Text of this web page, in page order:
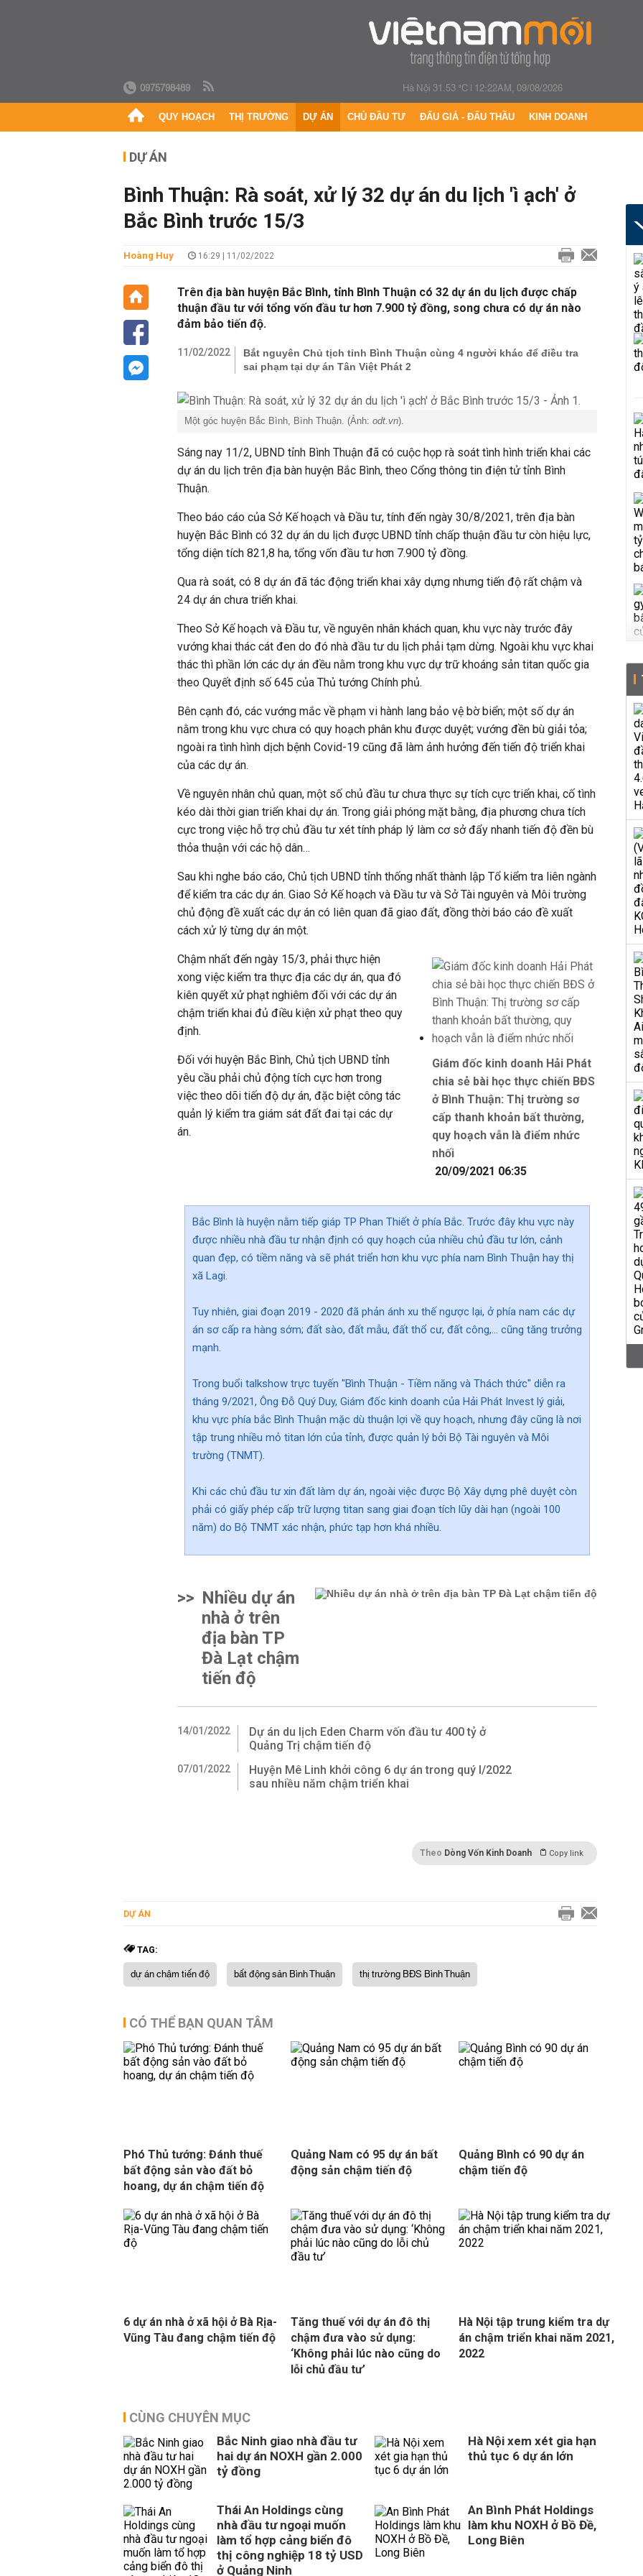
0975798489 Hà Nội 31.53 °C| 12:22AM, 09/08/2026
QUY HOẠCH THỊ TRƯỜNG DỰ ÁN CHỦ ĐẦU TƯ ĐẤU GIÁ - ĐẤU THẦU KINH DOANH
DỰ ÁN
Bình Thuận: Rà soát, xử lý 32 dự án du lịch 'ì ạch' ở
Bắc Bình trước 15/3
Hoàng Huy 16:29 | 11/02/2022
Trên địa bàn huyện Bắc Bình, tỉnh Bình Thuận có 32 dự án du lịch được chấp
thuận đầu tư với tổng vốn đầu tư hơn 7.900 tỷ đồng, song chưa có dự án nào
đảm bảo tiến độ.
11/02/2022
Bắt nguyên Chủ tịch tỉnh Bình Thuận cùng 4 người khác để điều tra
sai phạm tại dự án Tân Việt Phát 2
Một góc huyện Bắc Bình, Bình Thuận. (Ảnh: odt.vn).
Sáng nay 11/2, UBND tỉnh Bình Thuận đã có cuộc họp rà soát tình hình triển khai các
dự án du lịch trên địa bàn huyện Bắc Bình, theo Cổng thông tin điện tử tỉnh Bình
Thuận.
Theo báo cáo của Sở Kế hoạch và Đầu tư, tính đến ngày 30/8/2021, trên địa bàn
huyện Bắc Bình có 32 dự án du lịch được UBND tỉnh chấp thuận đầu tư còn hiệu lực,
tổng diện tích 821,8 ha, tổng vốn đầu tư hơn 7.900 tỷ đồng.
Qua rà soát, có 8 dự án đã tác động triển khai xây dựng nhưng tiến độ rất chậm và
24 dự án chưa triển khai.
Theo Sở Kế hoạch và Đầu tư, về nguyên nhân khách quan, khu vực này trước đây
vướng khai thác cát đen do đó nhà đầu tư du lịch phải tạm dừng. Ngoài khu vực khai
thác thì phần lớn các dự án đều nằm trong khu vực dự trữ khoáng sản titan quốc gia
theo Quyết định số 645 của Thủ tướng Chính phủ.
Bên cạnh đó, các vướng mắc về phạm vi hành lang bảo vệ bờ biển; một số dự án
nằm trong khu vực chưa có quy hoạch phân khu được duyệt; vướng đền bù giải tỏa;
ngoài ra tình hình dịch bệnh Covid-19 cũng đã làm ảnh hưởng đến tiến độ triển khai
của các dự án.
Về nguyên nhân chủ quan, một số chủ đầu tư chưa thực sự tích cực triển khai, cố tình
kéo dài thời gian triển khai dự án. Trong giải phóng mặt bằng, địa phương chưa tích
cực trong việc hỗ trợ chủ đầu tư xét tính pháp lý làm cơ sở đẩy nhanh tiến độ đền bù
thỏa thuận với các hộ dân…
Sau khi nghe báo cáo, Chủ tịch UBND tỉnh thống nhất thành lập Tổ kiểm tra liên ngành
để kiểm tra các dự án. Giao Sở Kế hoạch và Đầu tư và Sở Tài nguyên và Môi trường
chủ động đề xuất các dự án có liên quan đã giao đất, đồng thời báo cáo đề xuất
cách xử lý từng dự án một.
Giám đốc kinh doanh Hải Phát
chia sẻ bài học thực chiến BĐS
ở Bình Thuận: Thị trường sơ
cấp thanh khoản bất thường,
quy hoạch vẫn là điểm nhức
nhối
20/09/2021 06:35
Chậm nhất đến ngày 15/3, phải thực hiện
xong việc kiểm tra thực địa các dự án, qua đó
kiên quyết xử phạt nghiêm đối với các dự án
chậm triển khai đủ điều kiện xử phạt theo quy
định.
Đối với huyện Bắc Bình, Chủ tịch UBND tỉnh
yêu cầu phải chủ động tích cực hơn trong
việc theo dõi tiến độ dự án, đặc biệt công tác
quản lý kiểm tra giám sát đất đai tại các dự
án.
Bắc Bình là huyện nằm tiếp giáp TP Phan Thiết ở phía Bắc. Trước đây khu vực này
được nhiều nhà đầu tư nhận định có quy hoạch của nhiều chủ đầu tư lớn, cảnh
quan đẹp, có tiềm năng và sẽ phát triển hơn khu vực phía nam Bình Thuận hay thị
xã Lagi.
Tuy nhiên, giai đoạn 2019 - 2020 đã phản ánh xu thế ngược lại, ở phía nam các dự
án sơ cấp ra hàng sớm; đất sào, đất mẫu, đất thổ cư, đất công,... cũng tăng trưởng
mạnh.
Trong buổi talkshow trực tuyến "Bình Thuận - Tiềm năng và Thách thức" diễn ra
tháng 9/2021, Ông Đỗ Quý Duy, Giám đốc kinh doanh của Hải Phát Invest lý giải,
khu vực phía bắc Bình Thuận mặc dù thuận lợi về quy hoạch, nhưng đây cũng là nơi
tập trung nhiều mỏ titan lớn của tỉnh, được quản lý bởi Bộ Tài nguyên và Môi
trường (TNMT).
Khi các chủ đầu tư xin đất làm dự án, ngoài việc được Bộ Xây dựng phê duyệt còn
phải có giấy phép cấp trữ lượng titan sang giai đoạn tích lũy dài hạn (ngoài 100
năm) do Bộ TNMT xác nhận, phức tạp hơn khá nhiều.
>> Nhiều dự án
nhà ở trên
địa bàn TP
Đà Lạt chậm
tiến độ
14/01/2022
Dự án du lịch Eden Charm vốn đầu tư 400 tỷ ở
Quảng Trị chậm tiến độ
07/01/2022
Huyện Mê Linh khởi công 6 dự án trong quý I/2022
sau nhiều năm chậm triển khai
Theo Dòng Vốn Kinh Doanh Copy link
DỰ ÁN
TAG:
dự án chậm tiến độ bất động sản Bình Thuận thị trường BĐS Bình Thuận
CÓ THỂ BẠN QUAN TÂM
Phó Thủ tướng: Đánh thuế
bất động sản vào đất bỏ
hoang, dự án chậm tiến độ
Quảng Nam có 95 dự án bất
động sản chậm tiến độ
Quảng Bình có 90 dự án
chậm tiến độ
6 dự án nhà ở xã hội ở Bà Rịa-
Vũng Tàu đang chậm tiến độ
Tăng thuế với dự án đô thị
chậm đưa vào sử dụng:
‘Không phải lúc nào cũng do
lỗi chủ đầu tư’
Hà Nội tập trung kiểm tra dự
án chậm triển khai năm 2021,
2022
CÙNG CHUYÊN MỤC
Bắc Ninh giao nhà đầu tư
hai dự án NOXH gần 2.000
tỷ đồng
Hà Nội xem xét gia hạn
thủ tục 6 dự án lớn
Thái An Holdings cùng
nhà đầu tư ngoại muốn
làm tổ hợp cảng biển đô
thị công nghiệp 18 tỷ USD
ở Quảng Ninh
An Bình Phát Holdings
làm khu NOXH ở Bồ Đề,
Long Biên